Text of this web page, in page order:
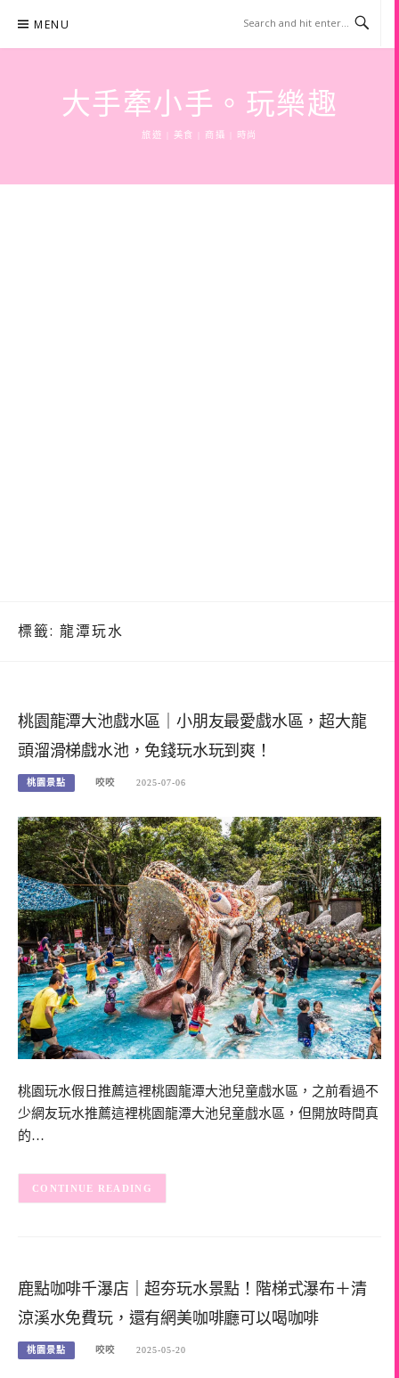
content
MENU
大手牽小手。玩樂趣
旅遊 | 美食 | 商攝 | 時尚
標籤: 龍潭玩水
桃園龍潭大池戲水區｜小朋友最愛戲水區，超大龍
頭溜滑梯戲水池，免錢玩水玩到爽！
桃園景點 咬咬 2025-07-06
桃園玩水假日推薦這裡桃園龍潭大池兒童戲水區，之前看過不
少網友玩水推薦這裡桃園龍潭大池兒童戲水區，但開放時間真
的…
CONTINUE READING
鹿點咖啡千瀑店｜超夯玩水景點！階梯式瀑布＋清
涼溪水免費玩，還有網美咖啡廳可以喝咖啡
桃園景點 咬咬 2025-05-20